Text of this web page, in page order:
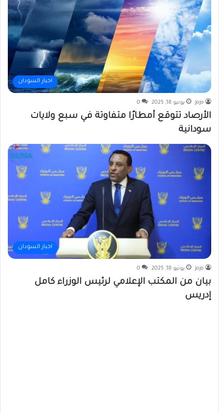
اخبار السودان
jojo يونيو 18, 2025 0
الأرصاد تتوقع أمطارًا متفاوتة في سبع ولايات
سودانية
اخبار السودان
jojo يونيو 18, 2025 0
بيان من المكتب الإعلامي لرئيس الوزراء كامل
إدريس